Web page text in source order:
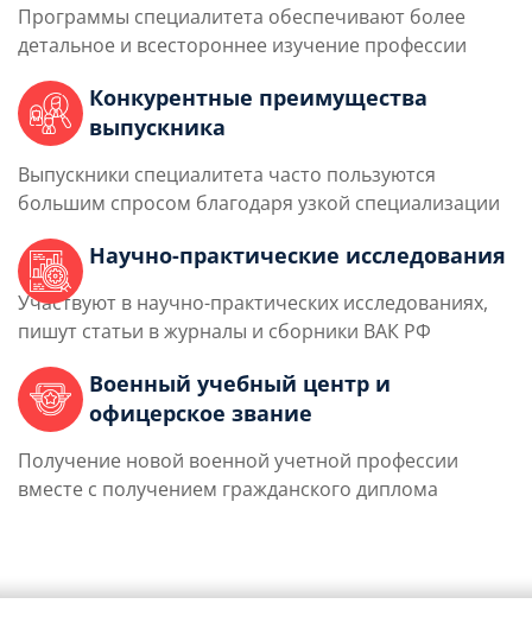
Программы специалитета обеспечивают более
детальное и всестороннее изучение профессии
Конкурентные преимущества
выпускника
Выпускники специалитета часто пользуются
большим спросом благодаря узкой специализации
Научно-практические исследования
Участвуют в научно-практических исследованиях,
пишут статьи в журналы и сборники ВАК РФ
Военный учебный центр и
офицерское звание
Получение новой военной учетной профессии
вместе с получением гражданского диплома